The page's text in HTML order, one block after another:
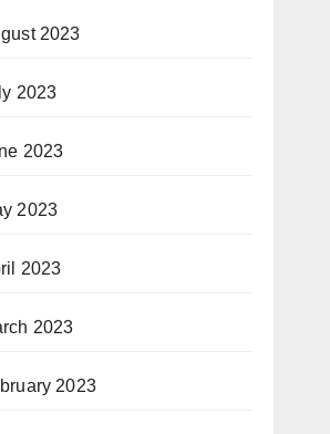
2023
2023
2023
2023
2023
2023
2023